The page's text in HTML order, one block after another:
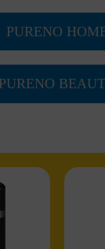
PURENO
PURENO